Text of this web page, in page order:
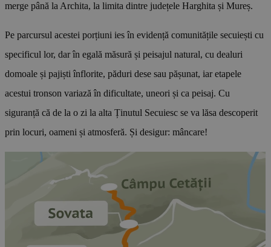
merge până la Archita, la limita dintre județele Harghita și Mureș.
Pe parcursul acestei porțiuni ies în evidență comunitățile secuiești cu
specificul lor, dar în egală măsură și peisajul natural, cu dealuri
domoale și pajiști înflorite, păduri dese sau pășunat, iar etapele
acestui tronson variază în dificultate, uneori și ca peisaj. Cu
siguranță că de la o zi la alta Ținutul Secuiesc se va lăsa descoperit
prin locuri, oameni și atmosferă. Și desigur: mâncare!